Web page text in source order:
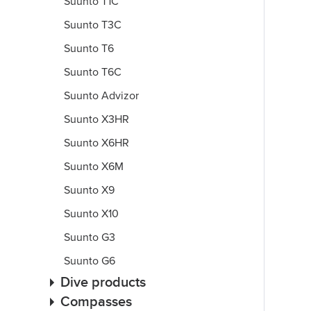
Suunto T3C
Suunto T6
Suunto T6C
Suunto Advizor
Suunto X3HR
Suunto X6HR
Suunto X6M
Suunto X9
Suunto X10
Suunto G3
Suunto G6
Dive products
Compasses